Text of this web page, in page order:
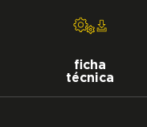
ficha
técnica